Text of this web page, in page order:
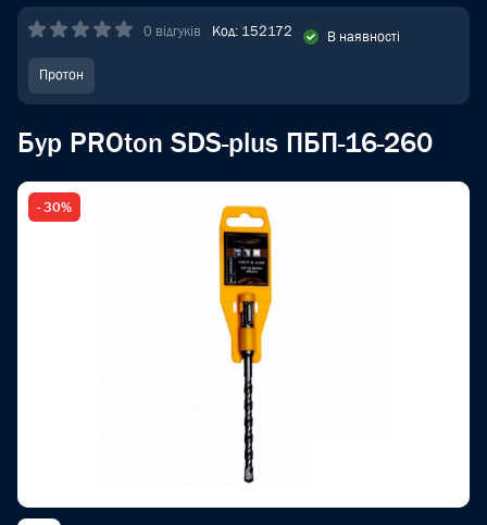
0 відгуків Код: 152172 В наявності
Протон
Бур PROton SDS-plus ПБП-16-260
- 30%